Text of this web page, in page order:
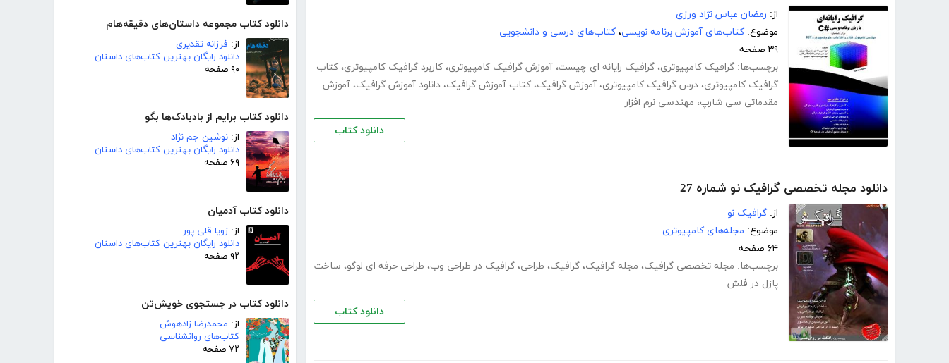
دانلود کتاب مجموعه داستان‌های دقیقه‌هام
از: فرزانه تقدیری
دانلود رایگان بهترین کتاب‌های داستان
۹۰ صفحه
دانلود کتاب برایم از بادبادک‌ها بگو
از: نوشین جم نژاد
دانلود رایگان بهترین کتاب‌های داستان
۶۹ صفحه
دانلود کتاب آدمیان
از: زویا قلی پور
دانلود رایگان بهترین کتاب‌های داستان
۹۲ صفحه
دانلود کتاب در جستجوی خویش‌تن
از: محمدرضا زادهوش
کتاب‌های روانشناسی
۷۲ صفحه
از: رمضان عباس نژاد ورزی
موضوع: کتاب‌های آموزش برنامه نویسی، کتاب‌های درسی و دانشجویی
۳۹ صفحه
برچسب‌ها: گرافیک کامپیوتری، گرافیک رایانه ای چیست، آموزش گرافیک کامپیوتری، کاربرد گرافیک کامپیوتری، کتاب
گرافیک کامپیوتری، درس گرافیک کامپیوتری، آموزش گرافیک، کتاب آموزش گرافیک، دانلود آموزش گرافیک، آموزش
مقدماتی سی شارپ، مهندسی نرم افزار
دانلود کتاب
دانلود مجله تخصصی گرافیک نو شماره 27
از: گرافیک نو
موضوع: مجله‌های کامپیوتری
۶۴ صفحه
برچسب‌ها: مجله تخصصی گرافیک، مجله گرافیک، گرافیک، طراحی، گرافیک در طراحی وب، طراحی حرفه ای لوگو، ساخت
پازل در فلش
دانلود کتاب